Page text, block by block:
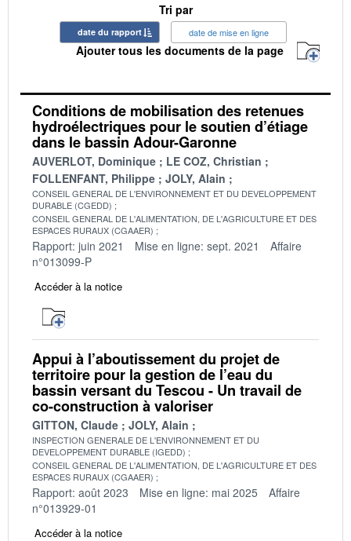
Tri par
date du rapport date de mise en ligne
Ajouter tous les documents de la page
Conditions de mobilisation des retenues
hydroélectriques pour le soutien d’étiage
dans le bassin Adour-Garonne
AUVERLOT, Dominique
LE COZ, Christian
FOLLENFANT, Philippe
JOLY, Alain
CONSEIL GENERAL DE L'ENVIRONNEMENT ET DU DEVELOPPEMENT
DURABLE (CGEDD)
CONSEIL GENERAL DE L'ALIMENTATION, DE L'AGRICULTURE ET DES
ESPACES RURAUX (CGAAER)
Rapport: juin 2021 Mise en ligne: sept. 2021
Affaire
n°013099-P
Accéder à la notice
Appui à l’aboutissement du projet de
territoire pour la gestion de l’eau du
bassin versant du Tescou - Un travail de
co-construction à valoriser
GITTON, Claude JOLY, Alain
INSPECTION GENERALE DE L'ENVIRONNEMENT ET DU
DEVELOPPEMENT DURABLE (IGEDD)
CONSEIL GENERAL DE L'ALIMENTATION, DE L'AGRICULTURE ET DES
ESPACES RURAUX (CGAAER)
Rapport: août 2023 Mise en ligne: mai 2025
Affaire
n°013929-01
Accéder à la notice